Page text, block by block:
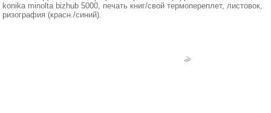
konika minolta bizhub 5000, печать книг/свой термопереплет, листовок,
ризография (красн./синий).